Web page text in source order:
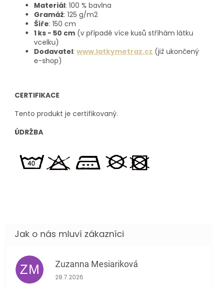
Materiál: 100 % bavlna
Gramáž: 125 g/m2
Šíře: 150 cm
1 ks - 50 cm (v případě více kusů stříhám látku
vcelku)
Dodavatel: www.latkymetraz.cz (již ukončený
e-shop)
CERTIFIKACE
Tento produkt je certifikovaný.
ÚDRŽBA
ZM Zuzanna Mesiariková
Hodnocení obchodu je 5 z 5 hvězdiček.
28.7.2026